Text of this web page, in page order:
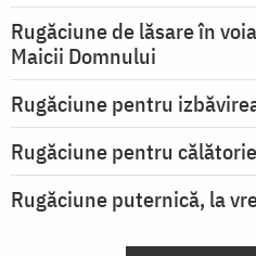
Rugăciune de lăsare în
Maicii Domnului
Rugăciune pentru
Rugăciune pentru
Rugăciune puternică, la